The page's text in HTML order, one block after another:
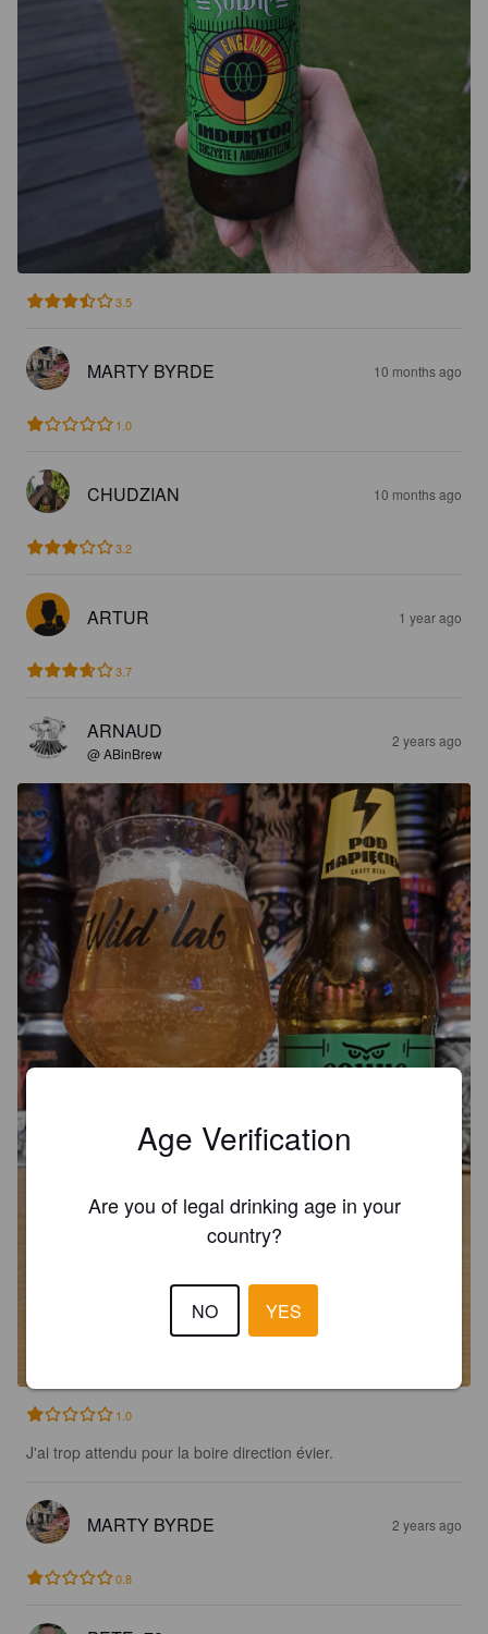
3.5
MARTY BYRDE 10 months ago
1.0
CHUDZIAN 10 months ago
3.2
ARTUR 1 year ago
3.7
ARNAUD
@ ABinBrew
2 years ago
1.0
J'ai trop attendu pour la boire direction évier.
MARTY BYRDE 2 years ago
0.8
Age Verification
Are you of legal drinking age in your
country?
NO YES